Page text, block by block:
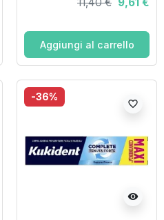
ADESIVA PROTESI
11,40 € 9,61 €
Aggiungi al carrello
-36%
visibility
favorite_border